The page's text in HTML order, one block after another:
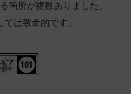
箇所が複数ありました。
は致命的です。